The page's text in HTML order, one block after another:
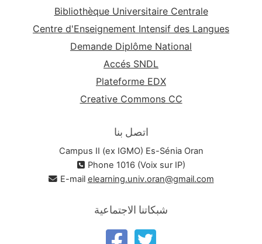
Bibliothèque Universitaire Centrale
Centre d'Enseignement Intensif des Langues
Demande Diplôme National
Accés SNDL
Plateforme EDX
Creative Commons CC
اتصل بنا
Campus II (ex IGMO) Es-Sénia Oran
Phone 1016 (Voix sur IP)
E-mail elearning.univ.oran@gmail.com
شبكاتنا الاجتماعية